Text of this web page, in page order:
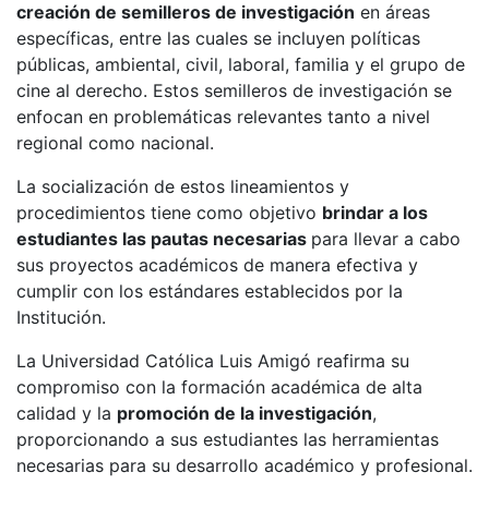
creación de semilleros de investigación en áreas
específicas, entre las cuales se incluyen políticas
públicas, ambiental, civil, laboral, familia y el grupo de
cine al derecho. Estos semilleros de investigación se
enfocan en problemáticas relevantes tanto a nivel
regional como nacional.
La socialización de estos lineamientos y
procedimientos tiene como objetivo brindar a los
estudiantes las pautas necesarias para llevar a cabo
sus proyectos académicos de manera efectiva y
cumplir con los estándares establecidos por la
Institución.
La Universidad Católica Luis Amigó reafirma su
compromiso con la formación académica de alta
calidad y la promoción de la investigación,
proporcionando a sus estudiantes las herramientas
necesarias para su desarrollo académico y profesional.